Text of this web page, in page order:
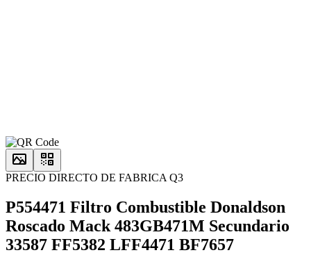
PRECIO DIRECTO DE FABRICA Q3
P554471 Filtro Combustible Donaldson
Roscado Mack 483GB471M Secundario
33587 FF5382 LFF4471 BF7657